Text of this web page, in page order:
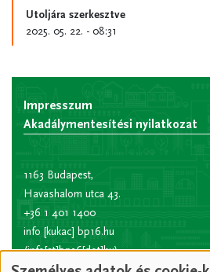
Utoljára szerkesztve
2025. 05. 22. - 08:31
Impresszum
Akadálymentesítési nyilatkozat
1163 Budapest,
Havashalom utca 43.
+36 1 401 1400
info [kukac] bp16.hu
(info[at]bp16[dot]hu)